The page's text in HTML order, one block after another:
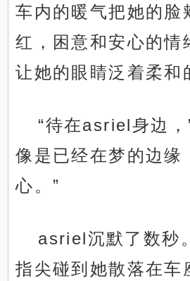
车内的暖气把她的脸
红，困意和安心的情
让她的眼睛泛着柔和
“待在asriel身边，
像是已经在梦的边缘
心。”
asriel沉默了数秒
指尖碰到她散落在车